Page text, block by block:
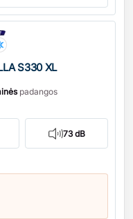
S330 XL
padangos
73 dB